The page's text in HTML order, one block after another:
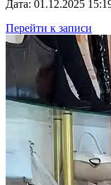
Дата: 01.12.2025
Перейти к записи